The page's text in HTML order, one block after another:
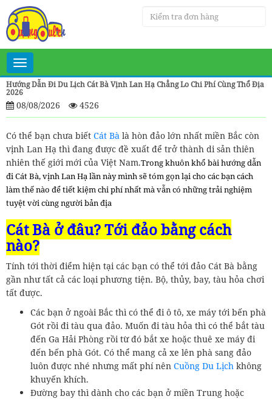
Toggle
navigation
Hướng Dẫn Đi Du Lịch Cát Bà Vịnh Lan Hạ Chẳng Lo Chi Phí Cùng Thổ Địa
2026
08/08/2026 4526
Có thể bạn chưa biết Cát Bà là hòn đảo lớn nhất miền Bắc còn
vịnh Lan Hạ thì đang được đề xuất để trở thành di sản thiên
nhiên thế giới mới của Việt Nam.Trong khuôn khổ bài hướng dẫn
đi Cát Bà, vịnh Lan Hạ lần này mình sẽ tóm gọn lại cho các bạn cách
làm thế nào để tiết kiệm chi phí nhất mà vẫn có những trải nghiệm
tuyệt vời cùng người bản địa
Cát Bà ở đâu? Tới đảo bằng cách
nào?
Tính tới thời điểm hiện tại các bạn có thể tới đảo Cát Bà bằng
gần như tất cả các loại phương tiện. Bộ, thủy, bay, tàu hỏa chơi
tất được.
Các bạn ở ngoài Bắc thì có thể đi ô tô, xe máy tới bến phà
Gót rồi đi tàu qua đảo. Muốn đi tàu hỏa thì có thể bắt tàu
đến Ga Hải Phòng rồi từ đó bắt xe hoặc thuê xe máy đi
đến bến phà Gót. Có thể mang cả xe lên phà sang đảo
luôn được nhé nhưng mất phí nên Cuồng Du Lịch không
khuyến khích.
Đường bay thì dành cho các bạn ở miền Trung hoặc